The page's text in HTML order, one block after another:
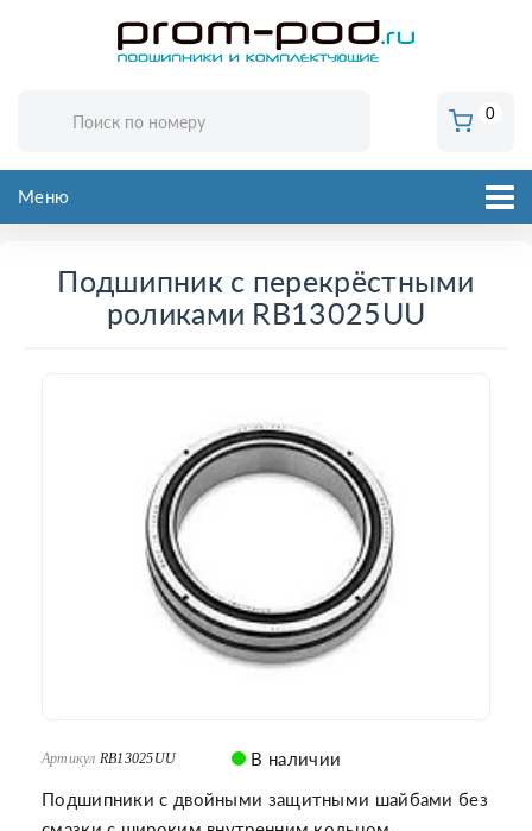
0
Меню
Подшипник с перекрёстными
роликами RB13025UU
Артикул RB13025UU
В наличии
Подшипники с двойными защитными шайбами без